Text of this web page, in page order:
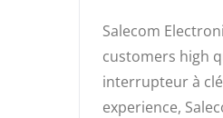
Salecom
customers high
interrupteur à
experience,